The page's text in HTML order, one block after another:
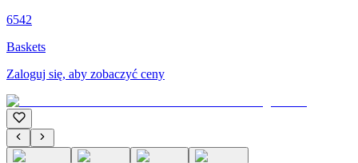
6542
Baskets
Zaloguj się, aby zobaczyć ceny